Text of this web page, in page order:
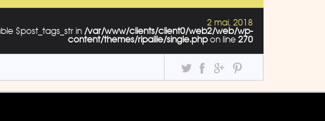
2 mai, 2018
$post_tags_str in /var/www/clients/client0/web2/web/wp-
content/themes/ripaille/single.phpon line 270